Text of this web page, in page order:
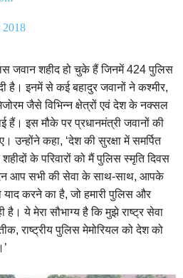
2018
जवान शहीद हो चुके हैं जिनमें 424 पुलिस
है। इनमें से कई बहादुर जवानों ने कश्मीर,
जैसे विभिन्न क्षेत्रों एवं देश के नक्सल
हैं। इस मौके पर प्रधानमंत्री जवानों की
उन्होंने कहा, ‘देश की सुरक्षा में समर्पित
के परिवारों को मैं पुलिस स्मृति दिवस
आप सभी की सेवा के साथ-साथ, आपके
याद करने का है, जो हमारी पुलिस और
है। ये मेरा सौभाग्य है कि मुझे राष्ट्र सेवा
राष्ट्रीय पुलिस मेमोरियल को देश को